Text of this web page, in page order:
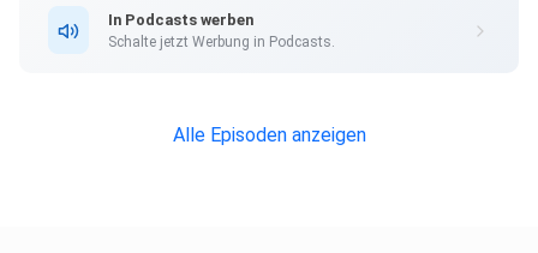
In Podcasts werben
Schalte jetzt Werbung in Podcasts.
Alle Episoden anzeigen